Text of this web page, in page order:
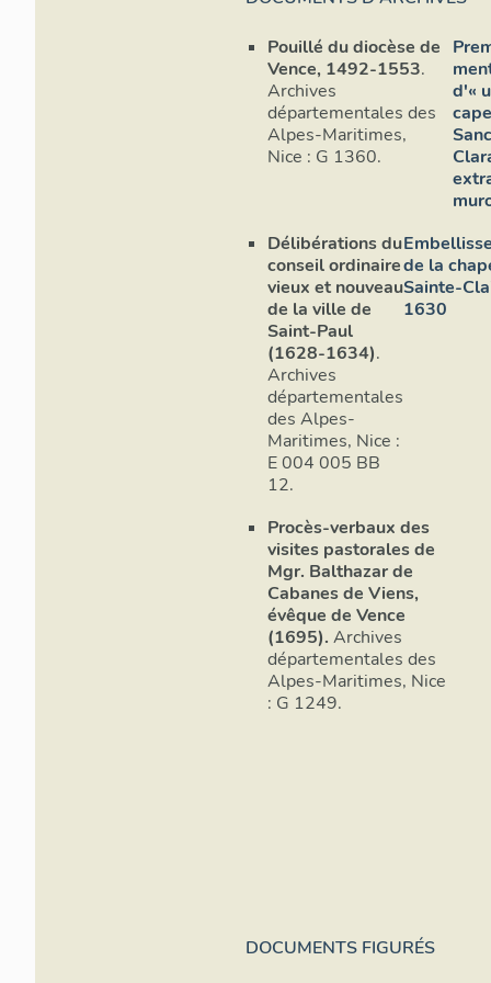
de droite.
dessus, un
citronnier,
décorés à
d’une
ornée d’un
éclosent
Madeleine
une croix.
finitions
Pouillé du diocèse de
Vence, 1492-1553.
Archives
départementales des
Alpes-Maritimes,
Nice : G 1360.
d'«
Délibérations du
conseil ordinaire
vieux et nouveau
de la ville de
Saint-Paul
(1628-1634).
Archives
départementales
des Alpes-
Maritimes, Nice :
E 004 005 BB
12.
de la
Sainte-
1630
Procès-verbaux des
visites pastorales de
Mgr. Balthazar de
Cabanes de Viens,
évêque de Vence
(1695). Archives
départementales des
Alpes-Maritimes, Nice
: G 1249.
DOCUMENTS FIGURÉS